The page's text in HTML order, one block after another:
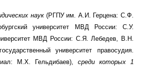
наук (РГПУ им. А.И. Герцена: С.Ф.
университет МВД России: С.У.
МВД России: С.Я. Лебедев, В.Н.
университет правосудия.
М.Х. Гельдибаев), среди которых 1